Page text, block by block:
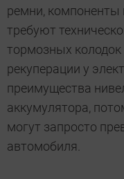
ремни, компоненты
требуют
тормозных
рекуперации у
преимущества
аккумулятора,
могут запросто
автомобиля.